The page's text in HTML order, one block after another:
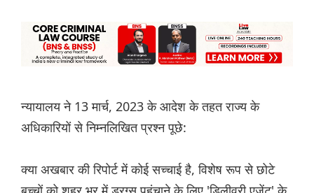
न्यायालय ने 13 मार्च, 2023 के आदेश के तहत राज्य के
अधिकारियों से निम्नलिखित प्रश्न पूछे:
क्या अखबार की रिपोर्ट में कोई सच्चाई है, विशेष रूप से छोटे